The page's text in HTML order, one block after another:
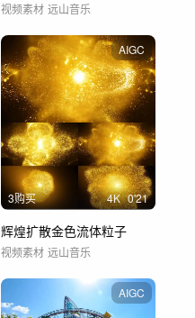
视频素材 远山音乐
AIGC
3购买 4K 0'21
辉煌扩散金色流体粒子
视频素材 远山音乐
AIGC